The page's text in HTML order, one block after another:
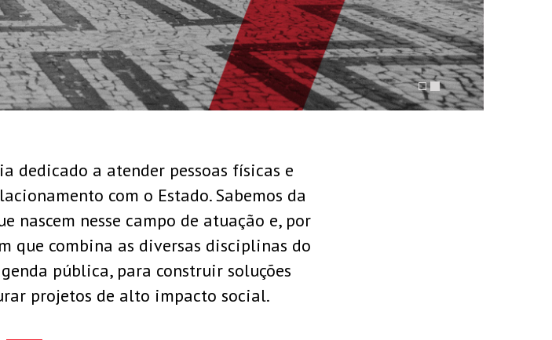
dedicado a atender pessoas físicas e
com o Estado. Sabemos da
nascem nesse campo de atuação e, por
que combina as diversas disciplinas do
pública, para construir soluções
projetos de alto impacto social.